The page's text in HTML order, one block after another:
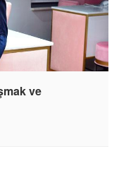
ve